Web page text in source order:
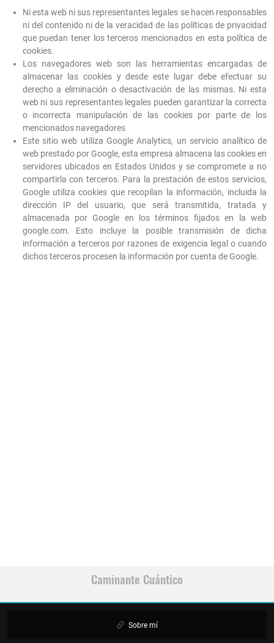
Ni esta web ni sus representantes legales se hacen responsables
ni del contenido ni de la veracidad de las políticas de privacidad
que puedan tener los terceros mencionados en esta política de
cookies.
Los navegadores web son las herramientas encargadas de
almacenar las cookies y desde este lugar debe efectuar su
derecho a eliminación o desactivación de las mismas. Ni esta
web ni sus representantes legales pueden garantizar la correcta
o incorrecta manipulación de las cookies por parte de los
mencionados navegadores
Este sitio web utiliza Google Analytics, un servicio analítico de
web prestado por Google, esta empresa almacena las cookies en
servidores ubicados en Estados Unidos y se compromete a no
compartirla con terceros. Para la prestación de estos servicios,
Google utiliza cookies que recopilan la información, incluida la
dirección IP del usuario, que será transmitida, tratada y
almacenada por Google en los términos fijados en la web
google.com. Esto incluye la posible transmisión de dicha
información a terceros por razones de exigencia legal o cuando
dichos terceros procesen la información por cuenta de Google.
Caminante Cuántico
Sobre mí